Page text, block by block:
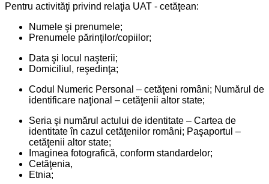
Pentru activităţi privind relaţia UAT - cetăţean:
Numele şi prenumele;
Prenumele părinţilor/copiilor;
Data şi locul naşterii;
Domiciliul, reşedinţa;
Codul Numeric Personal – cetăţeni români; Numărul de
identificare naţional – cetăţenii altor state;
Seria şi numărul actului de identitate – Cartea de
identitate în cazul cetăţenilor români; Paşaportul –
cetăţenii altor state;
Imaginea fotografică, conform standardelor;
Cetăţenia,
Etnia;